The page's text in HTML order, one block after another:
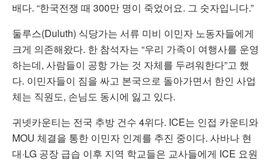
배다. “한국전쟁 때 300만 명이 죽었어요. 그 숫자입니다.”
둘루스(Duluth) 식당가는 서류 미비 이민자 노동자들에게
크게 의존해왔다. 한 참석자는 “우리 가족이 여행사를 운영
하는데, 사람들이 공항 가는 것 자체를 두려워한다”고 했
다. 이민자들이 짐을 싸고 본국으로 돌아가면서 한인 사업
체는 직원도, 손님도 동시에 잃고 있다.
귀넷카운티는 전국 추방 건수 4위다. ICE는 인접 카운티와
MOU 체결을 통한 이민자 인계를 추진 중이다. 사바나 현
대·LG 공장 급습 이후 지역 학교들은 교사들에게 ICE 요원